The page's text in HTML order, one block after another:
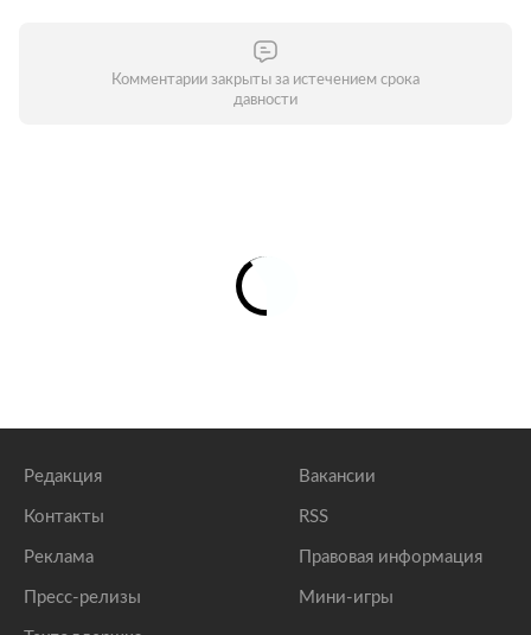
Комментарии закрыты за истечением срока
давности
Редакция
Контакты
Реклама
Пресс-релизы
Вакансии
RSS
Правовая информация
Мини-игры